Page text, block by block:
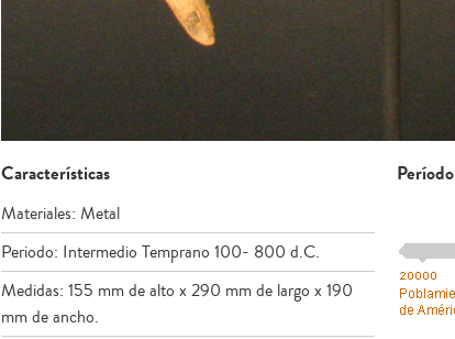
Características
Materiales: Metal
Periodo: Intermedio Temprano 100- 800 d.C.
Medidas: 155 mm de alto x 290 mm de largo x 190
mm de ancho.
Período